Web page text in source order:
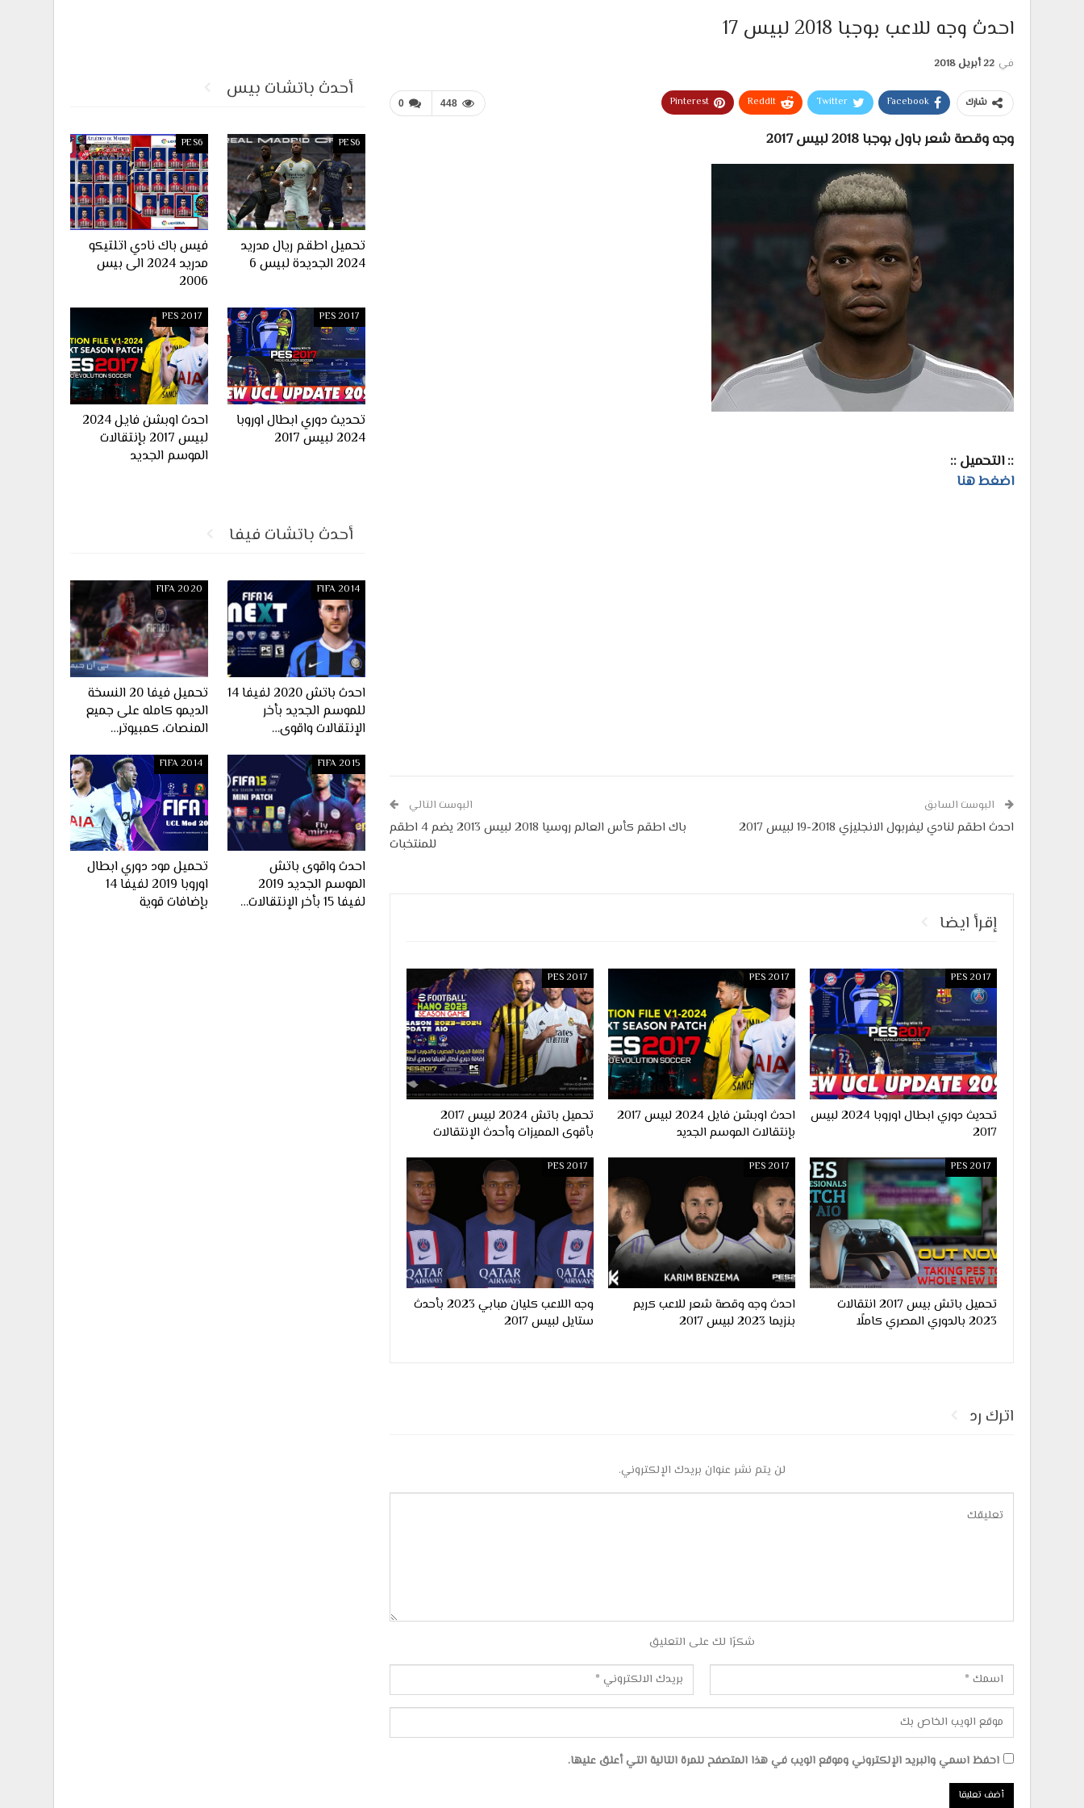
احدث وجه للاعب بوجبا 2018 لبيس 17
في 22 أبريل 2018
0 448 شارك Facebook
Twitter
ReddIt
Pinterest
وجه وقصة شعر باول بوجبا 2018 لبيس 2017
:: التحميل ::
اضغط هنا
البوست السابق
احدث اطقم لنادي ليفربول الانجليزي 2018-19 لبيس 2017
البوست التالي
باك اطقم كأس العالم روسيا 2018 لبيس 2013 يضم 4 اطقم
للمنتخبات
إقرأ ايضا
PES 2017
تحديث دوري ابطال اوروبا 2024 لبيس
2017
PES 2017
احدث اوبشن فايل 2024 لبيس 2017
بإنتقالات الموسم الجديد
PES 2017
تحميل باتش 2024 لبيس 2017
بأقوى المميزات وأحدث الإنتقالات
PES 2017
تحميل باتش بيس 2017 انتقالات
2023 بالدوري المصري كاملًا
PES 2017
احدث وجه وقصة شعر للاعب كريم
بنزيما 2023 لبيس 2017
PES 2017
وجه اللاعب كليان مبابي 2023 بأحدث
ستايل لبيس 2017
اترك رد
لن يتم نشر عنوان بريدك الإلكتروني.
شكرًا لك على التعليق
احفظ اسمي والبريد الإلكتروني وموقع الويب في هذا المتصفح للمرة التالية التي أعلق عليها.
أحدث باتشات بيس
PES6
تحميل اطقم ريال مدريد
2024 الجديدة لبيس 6
PES6
فيس باك نادي اتلتيكو
مدريد 2024 الى بيس
2006
PES 2017
تحديث دوري ابطال اوروبا
2024 لبيس 2017
PES 2017
احدث اوبشن فايل 2024
لبيس 2017 بإنتقالات
الموسم الجديد
أحدث باتشات فيفا
FIFA 2014
احدث باتش 2020 لفيفا 14
للموسم الجديد بأخر
الإنتقالات واقوى…
FIFA 2020
تحميل فيفا 20 النسخة
الديمو كامله على جميع
المنصات، كمبيوتر…
FIFA 2015
احدث واقوى باتش
الموسم الجديد 2019
لفيفا 15 بأخر الإنتقالات…
FIFA 2014
تحميل مود دوري ابطال
اوروبا 2019 لفيفا 14
بإضافات قوية